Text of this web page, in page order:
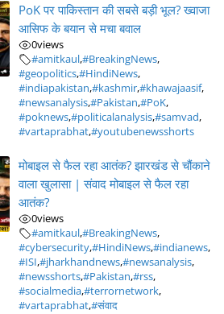
PoK पर पाकिस्तान की सबसे बड़ी भूल? ख्वाजा
आसिफ के बयान से मचा बवाल
0views
#amitkaul,#BreakingNews,
#geopolitics,#HindiNews,
#indiapakistan,#kashmir,#khawajaasif,
#newsanalysis,#Pakistan,#PoK,
#poknews,#politicalanalysis,#samvad,
#vartaprabhat,#youtubenewsshorts
मोबाइल से फैल रहा आतंक? झारखंड से चौंकाने
वाला खुलासा | संवाद मोबाइल से फैल रहा
आतंक?
0views
#amitkaul,#BreakingNews,
#cybersecurity,#HindiNews,#indianews,
#ISI,#jharkhandnews,#newsanalysis,
#newsshorts,#Pakistan,#rss,
#socialmedia,#terrornetwork,
#vartaprabhat,#संवाद